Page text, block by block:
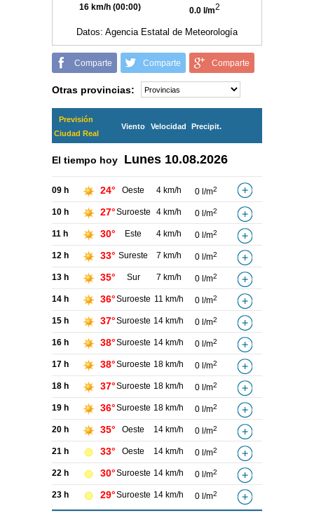
16 km/h (00:00) 0.0 l/m2
Datos: Agencia Estatal de Meteorología
Comparte Comparte Comparte
Otras provincias:
Previsión
Ciudad Real
Viento Velocidad Precipit.
El tiempo hoy Lunes 10.08.2026
09 h 24° Oeste 4 km/h 0 l/m2
10 h 27°Suroeste 4 km/h 0 l/m2
11 h 30° Este 4 km/h 0 l/m2
12 h 33° Sureste 7 km/h 0 l/m2
13 h 35° Sur 7 km/h 0 l/m2
14 h 36°Suroeste 11 km/h 0 l/m2
15 h 37°Suroeste 14 km/h 0 l/m2
16 h 38°Suroeste 14 km/h 0 l/m2
17 h 38°Suroeste 18 km/h 0 l/m2
18 h 37°Suroeste 18 km/h 0 l/m2
19 h 36°Suroeste 18 km/h 0 l/m2
20 h 35° Oeste 14 km/h 0 l/m2
21 h 33° Oeste 14 km/h 0 l/m2
22 h 30°Suroeste 14 km/h 0 l/m2
23 h 29°Suroeste 14 km/h 0 l/m2